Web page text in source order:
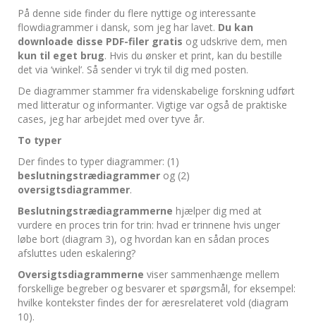
På denne side finder du flere nyttige og interessante
flowdiagrammer i dansk, som jeg har lavet. Du kan
downloade disse PDF-filer gratis og udskrive dem, men
kun til eget brug. Hvis du ønsker et print, kan du bestille
det via ‘winkel’. Så sender vi tryk til dig med posten.
De diagrammer stammer fra videnskabelige forskning udført
med litteratur og informanter. Vigtige var også de praktiske
cases, jeg har arbejdet med over tyve år.
To typer
Der findes to typer diagrammer: (1)
beslutningstrædiagrammer og (2)
oversigtsdiagrammer.
Beslutningstrædiagrammerne hjælper dig med at
vurdere en proces trin for trin: hvad er trinnene hvis unger
løbe bort (diagram 3), og hvordan kan en sådan proces
afsluttes uden eskalering?
Oversigtsdiagrammerne viser sammenhænge mellem
forskellige begreber og besvarer et spørgsmål, for eksempel:
hvilke kontekster findes der for æresrelateret vold (diagram
10).